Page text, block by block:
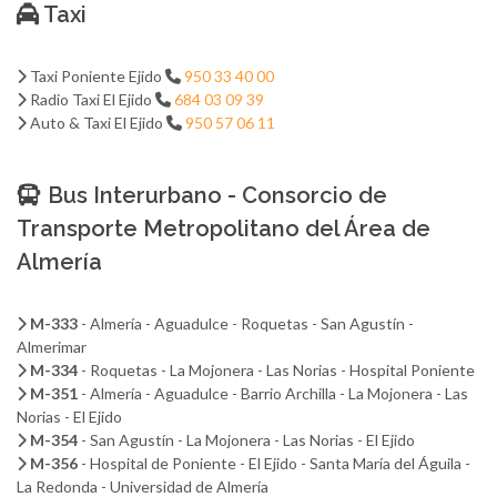
Taxi
Taxi Poniente Ejido
950 33 40 00
Radio Taxi El Ejido
684 03 09 39
Auto & Taxi El Ejido
950 57 06 11
Bus Interurbano - Consorcio de
Transporte Metropolitano del Área de
Almería
M-333 - Almería - Aguadulce - Roquetas - San Agustín -
Almerimar
M-334 - Roquetas - La Mojonera - Las Norias - Hospital Poniente
M-351 - Almería - Aguadulce - Barrio Archilla - La Mojonera - Las
Norias - El Ejido
M-354 - San Agustín - La Mojonera - Las Norias - El Ejido
M-356 - Hospital de Poniente - El Ejido - Santa María del Águila -
La Redonda - Universidad de Almería